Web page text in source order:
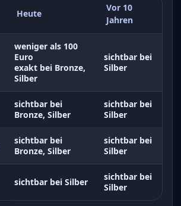
Heute
Vor 10
Jahren
weniger als 100
Euro
exakt bei Bronze,
Silber
sichtbar bei
Silber
sichtbar bei
Bronze, Silber
sichtbar bei
Silber
sichtbar bei
Bronze, Silber
sichtbar bei
Silber
sichtbar bei Silber
sichtbar bei
Silber